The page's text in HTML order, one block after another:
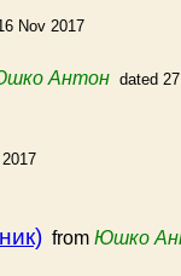
Nov 2017
Антон dated
from Юшко